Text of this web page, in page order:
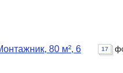
80 м², 6
17